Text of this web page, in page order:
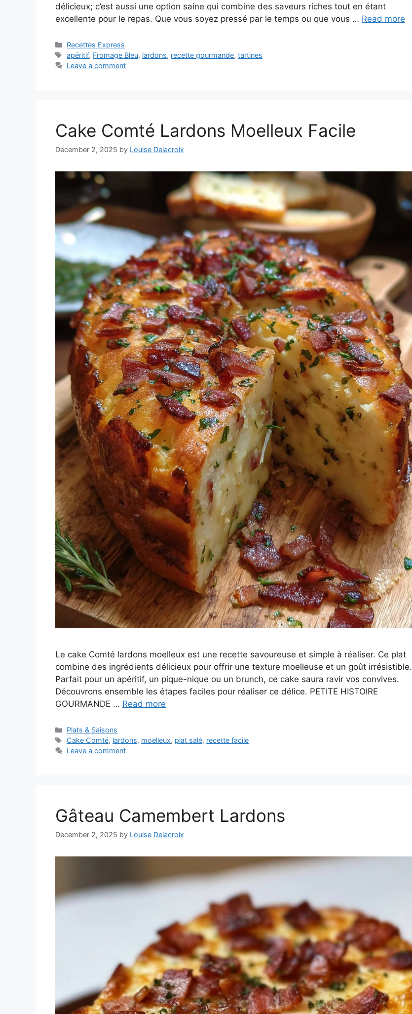
délicieux; c’est aussi une option saine qui combine des saveurs riches tout en étant
excellente pour le repas. Que vous soyez pressé par le temps ou que vous … Read more
Categories
Recettes Express
Tags
apéritif, Fromage Bleu, lardons, recette gourmande,tartines
Leave a comment
Cake Comté Lardons Moelleux Facile
December 2, 2025 by Louise Delacroix
Le cake Comté lardons moelleux est une recette savoureuse et simple à réaliser. Ce plat
combine des ingrédients délicieux pour offrir une texture moelleuse et un goût irrésistible.
Parfait pour un apéritif, un pique-nique ou un brunch, ce cake saura ravir vos convives.
Découvrons ensemble les étapes faciles pour réaliser ce délice. PETITE HISTOIRE
GOURMANDE … Read more
Categories
Plats & Saisons
Tags
Cake Comté, lardons, moelleux, plat salé, recette facile
Leave a comment
Gâteau Camembert Lardons
December 2, 2025 by Louise Delacroix